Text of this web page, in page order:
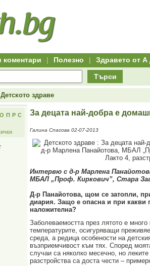
коментари | Полезно | Здравето от А
Търси
здраве
О П Р С
За децата най-добра е
Галина Спасова 02-07-2013
Интервю с д-р Марлена
МБАЛ „Проф. Киркович”, Стара
Д-р Панайотова, щом се затопли,
диария. Защо е опасна и при какви
наложителна?
Заболеваемостта през лятото е
температурите, осигуряващи
среда, а редица особености на
възприемчивост към тях. Според
случаи са няколко месечно, но
разстройства са доста чести –